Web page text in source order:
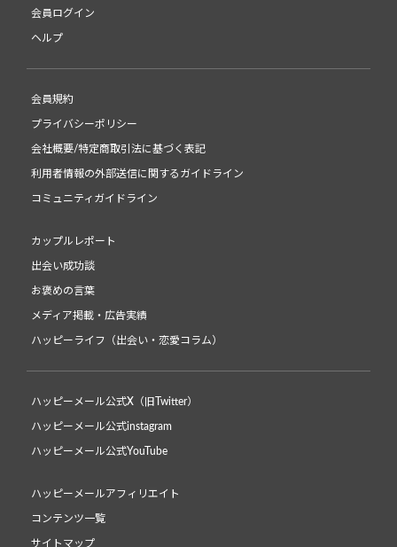
会員ログイン
ヘルプ
会員規約
プライバシーポリシー
会社概要/特定商取引法に基づく表記
利用者情報の外部送信に関するガイドライン
コミュニティガイドライン
カップルレポート
出会い成功談
お褒めの言葉
メディア掲載・広告実績
ハッピーライフ（出会い・恋愛コラム）
ハッピーメール公式X（旧Twitter）
ハッピーメール公式instagram
ハッピーメール公式YouTube
ハッピーメールアフィリエイト
コンテンツ一覧
サイトマップ